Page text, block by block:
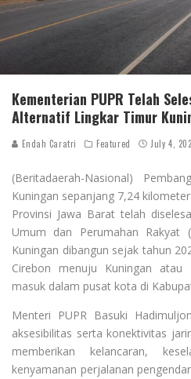
Kementerian PUPR Telah
Alternatif Lingkar Timur
Endah Caratri Featured July 4,
(Beritadaerah-Nasional)
Kuningan sepanjang 7,24
Provinsi Jawa Barat telah
Umum dan Perumahan Rakyat
Kuningan dibangun sejak tahun
Cirebon menuju Kuningan
masuk dalam pusat kota di
Menteri PUPR Basuki
aksesibilitas serta konektivitas
memberikan kelancaran,
kenyamanan perjalanan